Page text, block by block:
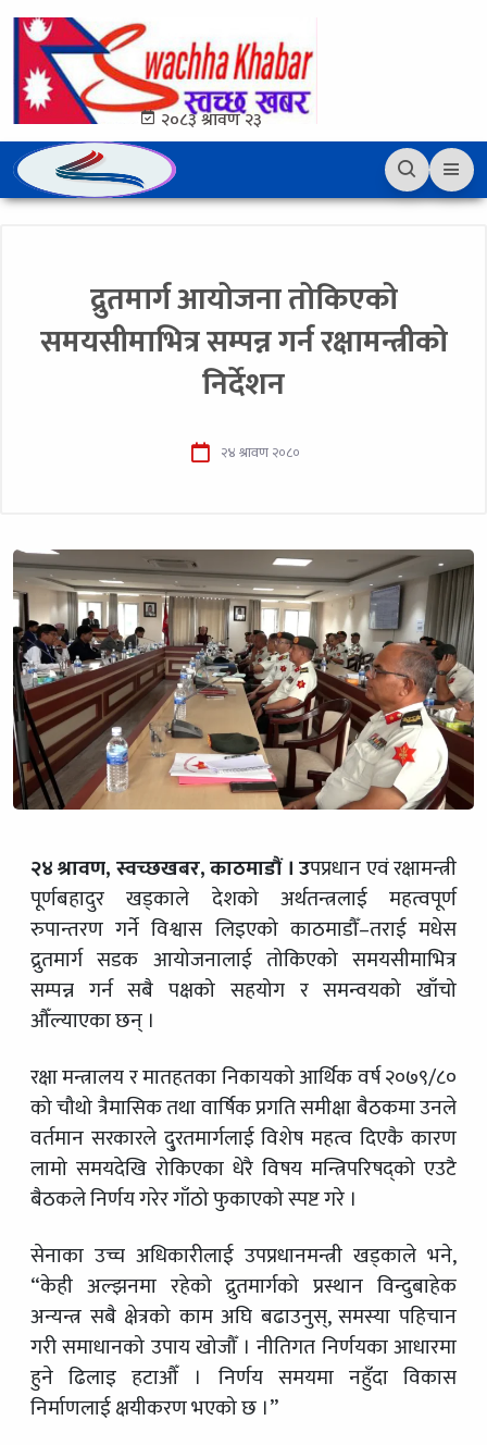
२०८३ श्रावण २३
द्रुतमार्ग आयोजना तोकिएको
समयसीमाभित्र सम्पन्न गर्न रक्षामन्त्रीको
निर्देशन
२४ श्रावण २०८०
२४ श्रावण, स्वच्छखबर, काठमाडौं । उपप्रधान एवं रक्षामन्त्री
पूर्णबहादुर खड्काले देशको अर्थतन्त्रलाई महत्वपूर्ण
रुपान्तरण गर्ने विश्वास लिइएको काठमाडौँ–तराई मधेस
द्रुतमार्ग सडक आयोजनालाई तोकिएको समयसीमाभित्र
सम्पन्न गर्न सबै पक्षको सहयोग र समन्वयको खाँचो
औँल्याएका छन् ।
रक्षा मन्त्रालय र मातहतका निकायको आर्थिक वर्ष २०७९/८०
को चौथो त्रैमासिक तथा वार्षिक प्रगति समीक्षा बैठकमा उनले
वर्तमान सरकारले दु्रतमार्गलाई विशेष महत्व दिएकै कारण
लामो समयदेखि रोकिएका धेरै विषय मन्त्रिपरिषद्को एउटै
बैठकले निर्णय गरेर गाँठो फुकाएको स्पष्ट गरे ।
सेनाका उच्च अधिकारीलाई उपप्रधानमन्त्री खड्काले भने,
“केही अल्झनमा रहेको द्रुतमार्गको प्रस्थान विन्दुबाहेक
अन्यन्त्र सबै क्षेत्रको काम अघि बढाउनुस्, समस्या पहिचान
गरी समाधानको उपाय खोजौँ । नीतिगत निर्णयका आधारमा
हुने ढिलाइ हटाऔँ । निर्णय समयमा नहुँदा विकास
निर्माणलाई क्षयीकरण भएको छ ।”